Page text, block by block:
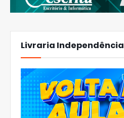
Livraria Independência